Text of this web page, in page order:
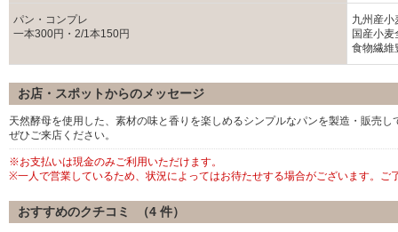
パン・コンプレ
一本300円・2/1本150円
九州産小
国産小
食物繊維
お店・スポットからのメッセージ
天然酵母を使用した、素材の味と香りを楽しめるシンプルなパンを製造・販売し
ぜひご来店ください。
※お支払いは現金のみご利用いただけます。
※一人で営業しているため、状況によってはお待たせする場合がございます。ご
おすすめのクチコミ （4 件）